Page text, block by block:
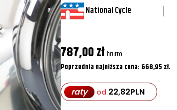
National Cycle
787,00zł brutto
Poprzednia najniższa cena: 668,95 zł.
raty od 22,82PLN